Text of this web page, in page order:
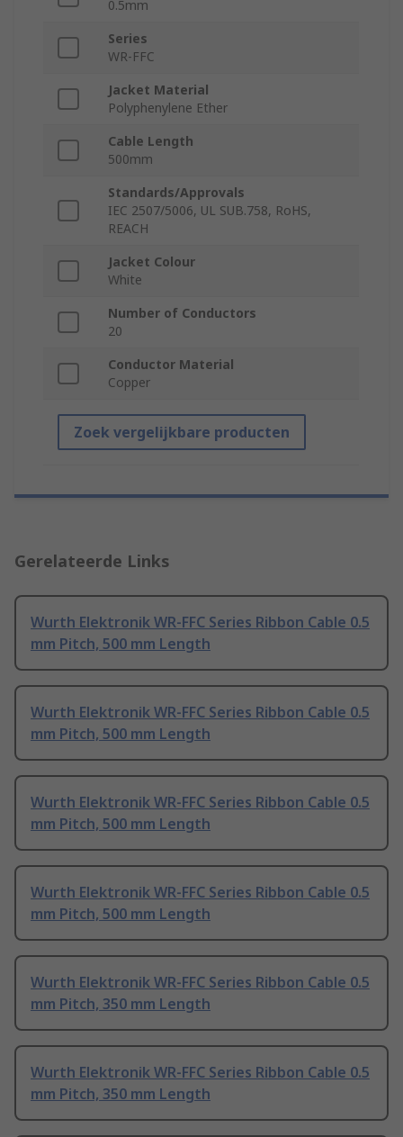
0.5mm
Series
WR-FFC
Jacket Material
Polyphenylene Ether
Cable Length
500mm
Standards/Approvals
IEC 2507/5006, UL SUB.758, RoHS,
REACH
Jacket Colour
White
Number of Conductors
20
Conductor Material
Copper
Zoek vergelijkbare producten
Gerelateerde Links
Wurth Elektronik WR-FFC Series Ribbon Cable 0.5
mm Pitch, 500 mm Length
Wurth Elektronik WR-FFC Series Ribbon Cable 0.5
mm Pitch, 500 mm Length
Wurth Elektronik WR-FFC Series Ribbon Cable 0.5
mm Pitch, 500 mm Length
Wurth Elektronik WR-FFC Series Ribbon Cable 0.5
mm Pitch, 500 mm Length
Wurth Elektronik WR-FFC Series Ribbon Cable 0.5
mm Pitch, 350 mm Length
Wurth Elektronik WR-FFC Series Ribbon Cable 0.5
mm Pitch, 350 mm Length